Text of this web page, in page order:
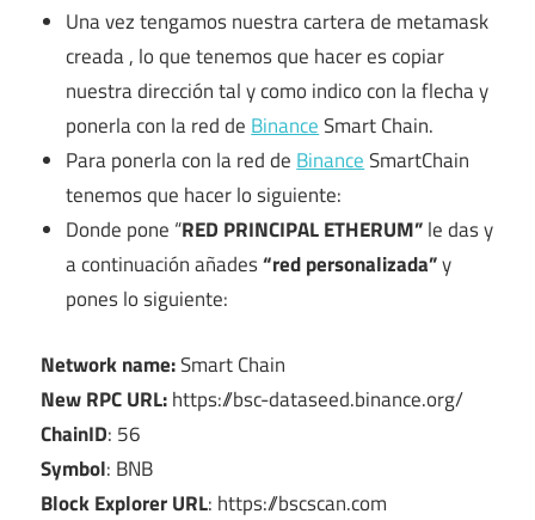
Una vez tengamos nuestra cartera de metamask
creada , lo que tenemos que hacer es copiar
nuestra dirección tal y como indico con la flecha y
ponerla con la red deBinanceSmart Chain.
Para ponerla con la red deBinanceSmartChain
tenemos que hacer lo siguiente:
Donde pone “RED PRINCIPAL ETHERUM”le das y
a continuación añades“red personalizada”y
pones lo siguiente:
Network name:Smart Chain
New RPC URL:https://bsc-dataseed.binance.org/
ChainID: 56
Symbol: BNB
Block Explorer URL: https://bscscan.com